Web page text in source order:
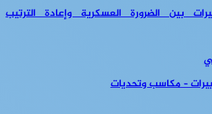
بين الضرورة العسكرية وإعادة الترتيب
– مكاسب وتحديات